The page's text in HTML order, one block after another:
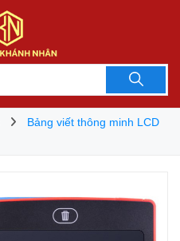
Bảng viết thông minh LCD